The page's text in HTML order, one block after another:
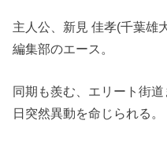
主人公、新見 佳孝(千葉雄
編集部のエース。
同期も羨む、エリート街
日突然異動を命じられる。